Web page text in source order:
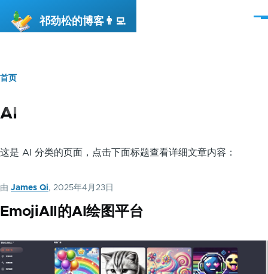
祁劲松的博客👨‍💻
菜
面
包
首页
AI
这是 AI 分类的页面，点击下面标题查看详细文章内容：
由 James Qi, 2025年4月23日
EmojiAll的AI绘图平台